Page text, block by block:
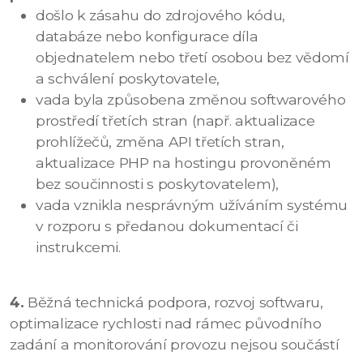
došlo k zásahu do zdrojového kódu,
databáze nebo konfigurace díla
objednatelem nebo třetí osobou bez vědomí
a schválení poskytovatele,
vada byla způsobena změnou softwarového
prostředí třetích stran (např. aktualizace
prohlížečů, změna API třetích stran,
aktualizace PHP na hostingu provoněném
bez součinnosti s poskytovatelem),
vada vznikla nesprávným užíváním systému
v rozporu s předanou dokumentací či
instrukcemi.
4. Běžná technická podpora, rozvoj softwaru,
optimalizace rychlosti nad rámec původního
zadání a monitorování provozu nejsou součástí